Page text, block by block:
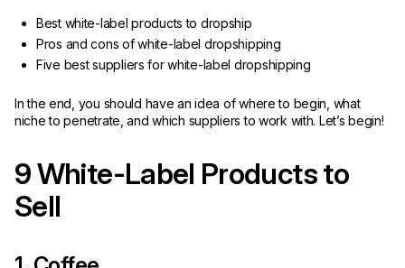
Best white-label products to dropship
Pros and cons of white-label dropshipping
Five best suppliers for white-label dropshipping
In the end, you should have an idea of where to begin, what
niche to penetrate, and which suppliers to work with. Let’s begin!
9 White-Label Products to
Sell